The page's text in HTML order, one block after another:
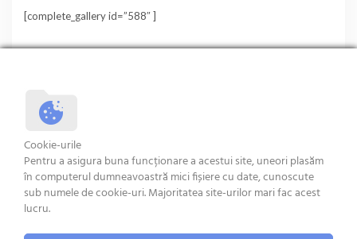
[complete_gallery id=”588″ ]
Terms and condition
Cookie-urile
Pentru a asigura buna funcționare a acestui site, uneori plasăm
în computerul dumneavoastră mici fișiere cu date, cunoscute
sub numele de cookie-uri. Majoritatea site-urilor mari fac acest
lucru.